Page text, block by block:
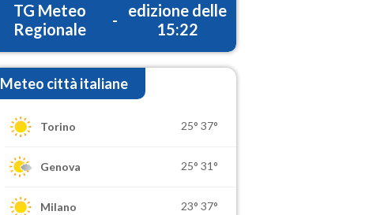
TG Meteo
Regionale
-
edizione delle
15:22
Meteo città italiane
Torino 25° 37°
Genova 25° 31°
Milano 23° 37°